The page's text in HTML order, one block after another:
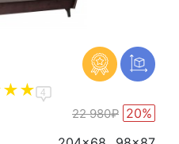
4
22 980₽ 20%